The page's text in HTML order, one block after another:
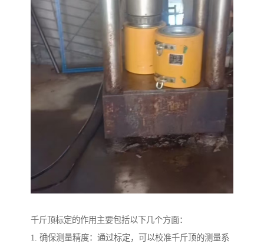
千斤顶标定的作用主要包括以下几个方面：
1. 确保测量精度：通过标定，可以校准千斤顶的测量系